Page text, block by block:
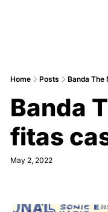
Home Posts Banda The
Banda
fitas
May 2, 2022